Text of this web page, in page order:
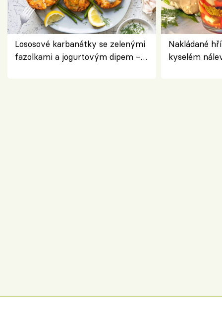
Lososové karbanátky se zelenými
fazolkami a jogurtovým dipem –
Nakládané
kyselém